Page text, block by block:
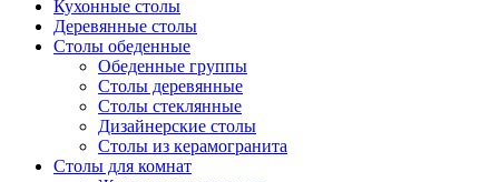
Кухонные столы
Деревянные столы
Столы обеденные
Обеденные группы
Столы деревянные
Столы стеклянные
Дизайнерские столы
Столы из керамогранита
Столы для комнат